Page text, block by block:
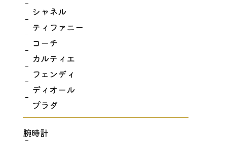
シャネル
ティファニー
コーチ
カルティエ
フェンディ
ディオール
プラダ
腕時計